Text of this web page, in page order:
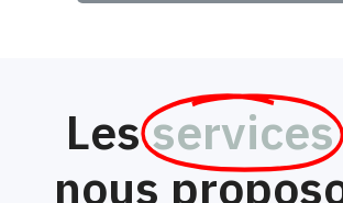
Lesservices
nous